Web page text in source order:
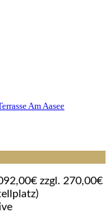
Am Aasee
zzgl. 270,00€